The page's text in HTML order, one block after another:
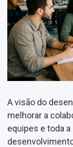
A visão do
melhorar a
equipes e toda